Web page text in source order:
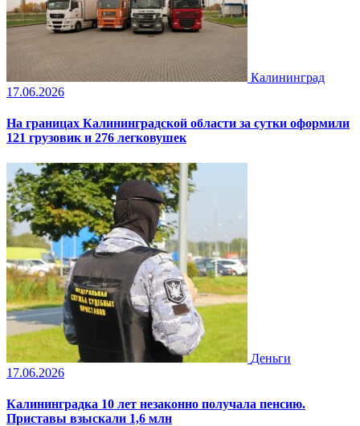
Калининград
17.06.2026
На границах Калининградской области за сутки оформили
121 грузовик и 276 легковушек
Деньги
17.06.2026
Калининградка 10 лет незаконно получала пенсию.
Приставы взыскали 1,6 млн